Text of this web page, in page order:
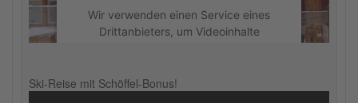
powered byUsercentrics Consent
Management Platform
Wir verwenden einen Service eines
Drittanbieters, um Videoinhalte
Bitte lesen Sie die Details durch und
Ski-Reise mit Schöffel-Bonus!